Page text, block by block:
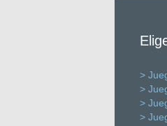
>
>
>
>